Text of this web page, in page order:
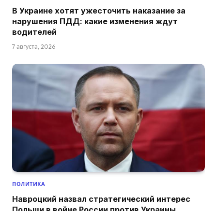
В Украине хотят ужесточить наказание за
нарушения ПДД: какие изменения ждут
водителей
7 августа, 2026
ПОЛИТИКА
Навроцкий назвал стратегический интерес